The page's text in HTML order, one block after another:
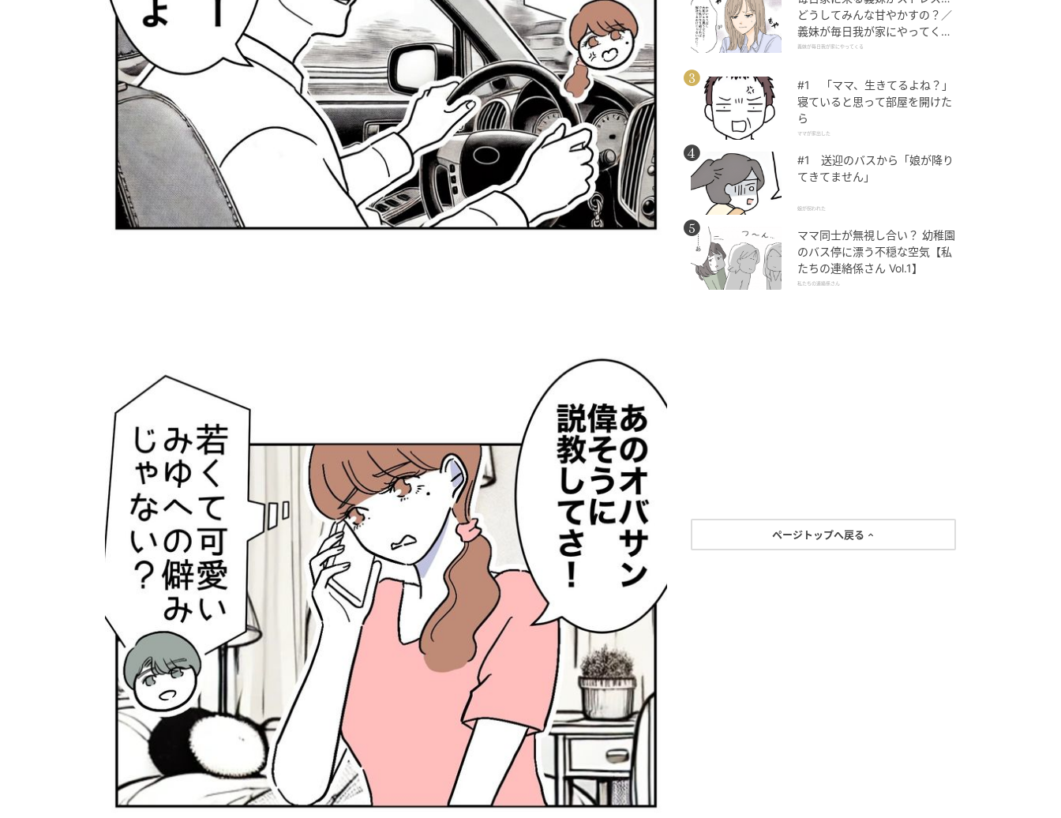
どうしてみんな甘やかすの？／
義妹が毎日我が家にやってくる
（1）【義父母がシンドイんで
義妹が毎日我が家にやってくる
#1 「ママ、生きてるよね？」
寝ていると思って部屋を開けた
ら
ママが家出した
#1 送迎のバスから「娘が降り
てきてません」
娘が拐われた
ママ同士が無視し合い？ 幼稚園
のバス停に漂う不穏な空気【私
たちの連絡係さん Vol.1】
私たちの連絡係さん
ページトップへ戻る